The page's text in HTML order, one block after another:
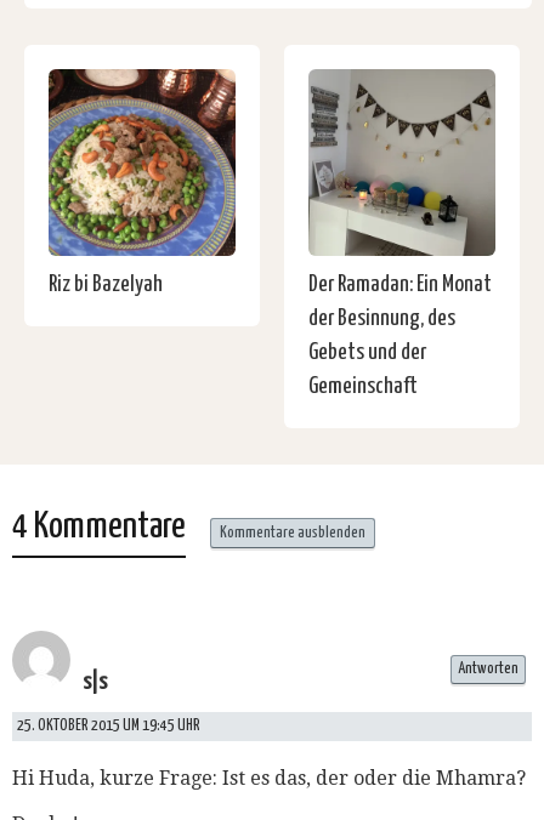
Riz bi Bazelyah
Der Ramadan: Ein Monat
der Besinnung, des
Gebets und der
Gemeinschaft
4 Kommentare Kommentare ausblenden
s|s
25. OKTOBER 2015 UM 19:45 UHR
Hi Huda, kurze Frage: Ist es das, der oder die Mhamra?
Antworten